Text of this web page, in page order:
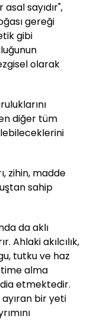
sayıdır",
gereği
gibi
olarak
diğer tüm
zihin, madde
sahip
da aklı
Ahlaki akılcılık,
tutku ve haz
alma
etmektedir.
ayıran bir yeti